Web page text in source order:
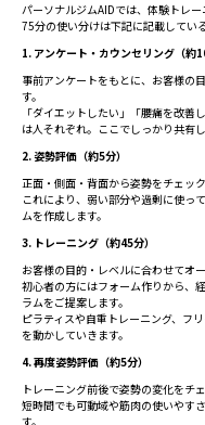
パーソナルジムAIDでは、体験トレー
75分の使い分けは下記に記載してい
1. アンケート・カウンセリング（約
事前アンケートをもとに、お客様の
す。
「ダイエットしたい」「腰痛を改
は人それぞれ。ここでしっかり共有
2. 姿勢評価（約5分）
正面・側面・背面から姿勢をチェッ
これにより、弱い部分や過剰に使っ
ムを作成します。
3. トレーニング（約45分）
お客様の目的・レベルに合わせてオ
初心者の方にはフォーム作りから、
ラムをご提案します。
ピラティスや自重トレーニング、フ
を動かしていきます。
4. 再度姿勢評価（約5分）
トレーニング前後で姿勢の変化をチ
短時間でも可動域や筋肉の使いやす
す。